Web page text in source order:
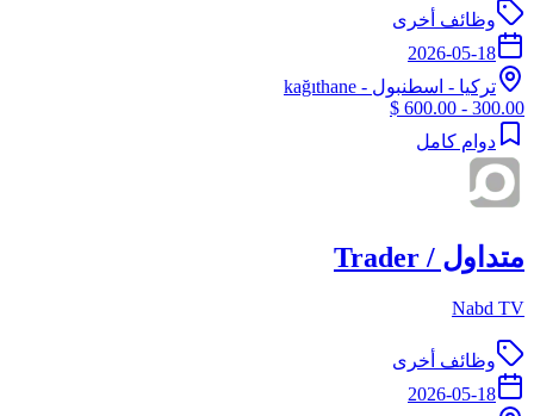
وظائف أخرى
2026-05-18
تركيا - اسطنبول - kağıthane
300.00 - 600.00 $
دوام كامل
متداول / Trader
Nabd TV
وظائف أخرى
2026-05-18